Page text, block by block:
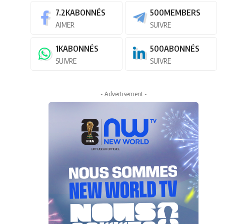
7.2KABONNÉS
AIMER
500MEMBERS
SUIVRE
1KABONNÉS
SUIVRE
500ABONNÉS
SUIVRE
- Advertisement -